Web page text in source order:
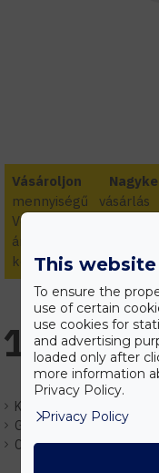
Vásároljon
mennyiségű
Vegye fel velünk a
áraiért!
kedvezmények.
Készlet:
Gyártó:Elmark
Cikkszám:
11.101
This
To ensure the
use of certain
use cookies for
and advertising
loaded only after
more information
Privacy Policy.
Privacy Policy